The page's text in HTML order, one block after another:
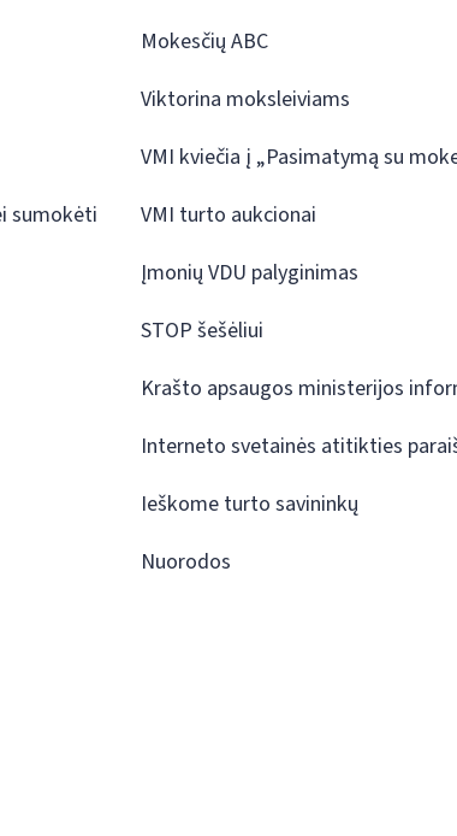
sumokėti
Mokesčių ABC
Viktorina moksleiviams
VMI kviečia į „Pasimatymą su
VMI turto aukcionai
Įmonių VDU palyginimas
STOP šešėliui
Krašto apsaugos ministerijos
Interneto svetainės atitikties
Ieškome turto savininkų
Nuorodos